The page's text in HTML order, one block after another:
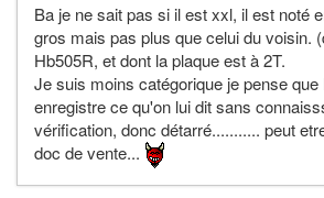
Ba je ne sait pas si il est xxl, il est noté
gros mais pas plus que celui du voisin.
Hb505R, et dont la plaque est à 2T.
Je suis moins catégorique je pense
enregistre ce qu'on lui dit sans
vérification, donc détarré........... peut
doc de vente...